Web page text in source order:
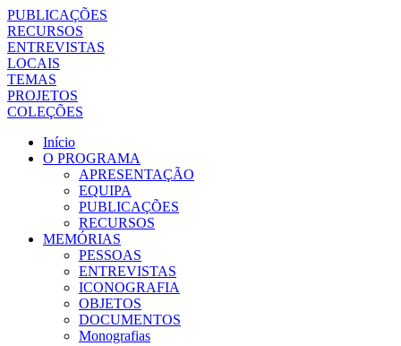
PUBLICAÇÕES
RECURSOS
ENTREVISTAS
LOCAIS
TEMAS
PROJETOS
COLEÇÕES
Início
O PROGRAMA
APRESENTAÇÃO
EQUIPA
PUBLICAÇÕES
RECURSOS
MEMÓRIAS
PESSOAS
ENTREVISTAS
ICONOGRAFIA
OBJETOS
DOCUMENTOS
Monografias